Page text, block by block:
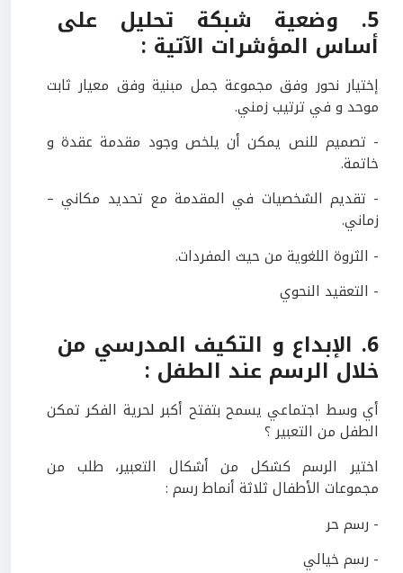
5. وضعية شبكة تحليل على
أساس المؤشرات الآتية :
إختيار نحور وفق مجموعة جمل مبنية وفق معيار ثابت
موحد و في ترتيب زمني.
- تصميم للنص يمكن أن يلخص وجود مقدمة عقدة و
خاتمة.
- تقديم الشخصيات في المقدمة مع تحديد مكاني –
زماني.
- الثروة اللغوية من حيث المفردات.
- التعقيد النحوي
6. الإبداع و التكيف المدرسي من
خلال الرسم عند الطفل :
أي وسط اجتماعي يسمح بتفتح أكبر لحرية الفكر تمكن
الطفل من التعبير ؟
اختير الرسم كشكل من أشكال التعبير، طلب من
مجموعات الأطفال ثلاثة أنماط رسم :
- رسم حر
- رسم خيالي